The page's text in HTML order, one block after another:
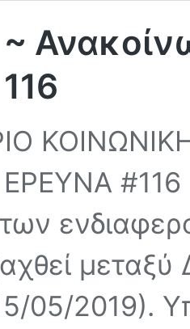
#116
05/2019).